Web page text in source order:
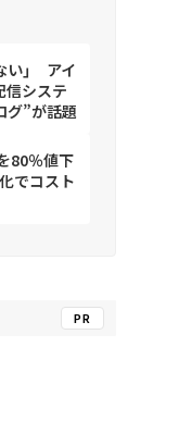
い」 アイ
信システ
”が話題
80％値下
でコスト
PR